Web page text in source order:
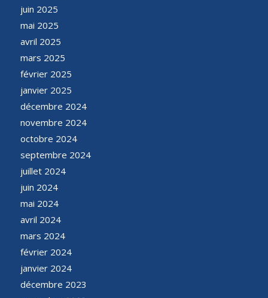
juin 2025
mai 2025
avril 2025
mars 2025
février 2025
janvier 2025
décembre 2024
novembre 2024
octobre 2024
septembre 2024
juillet 2024
juin 2024
mai 2024
avril 2024
mars 2024
février 2024
janvier 2024
décembre 2023